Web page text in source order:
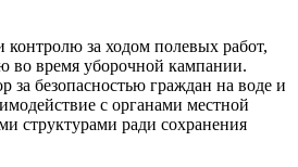
контролю за ходом полевых работ,
во время уборочной кампании.
за безопасностью граждан на воде и
с органами местной
структурами ради сохранения